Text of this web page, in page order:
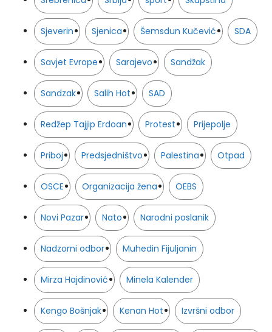
Sjeverin Sjenica Šemsdun Kučević SDA
Savjet Evrope Sarajevo Sandžak
Sandzak Salih Hot SAD
Redžep Tajjip Erdoan Protest Prijepolje
Priboj Predsjedništvo Palestina Otpad
OSCE Organizacija žena OEBS
Novi Pazar Nato Narodni poslanik
Nadzorni odbor Muhedin Fijuljanin
Mirza Hajdinović Minela Kalender
Kengo Bošnjak Kenan Hot Izvršni odbor